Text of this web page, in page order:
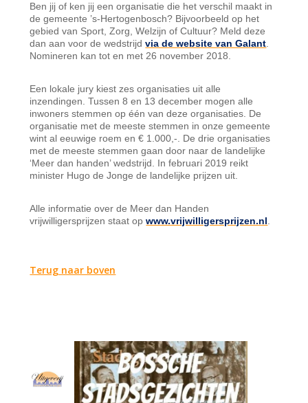
Ben jij of ken jij een organisatie die het verschil maakt in
de gemeente ’s-Hertogenbosch? Bijvoorbeeld op het
gebied van Sport, Zorg, Welzijn of Cultuur? Meld deze
dan aan voor de wedstrijdvia de website van Galant.
Nomineren kan tot en met 26 november 2018.
Een lokale jury kiest zes organisaties uit alle
inzendingen. Tussen 8 en 13 december mogen alle
inwoners stemmen op één van deze organisaties. De
organisatie met de meeste stemmen in onze gemeente
wint al eeuwige roem en € 1.000,-. De drie organisaties
met de meeste stemmen gaan door naar de landelijke
‘Meer dan handen’ wedstrijd. In februari 2019 reikt
minister Hugo de Jonge de landelijke prijzen uit.
Alle informatie over de Meer dan Handen
vrijwilligersprijzen staat opwww.vrijwilligersprijzen.nl.
Terug naar boven